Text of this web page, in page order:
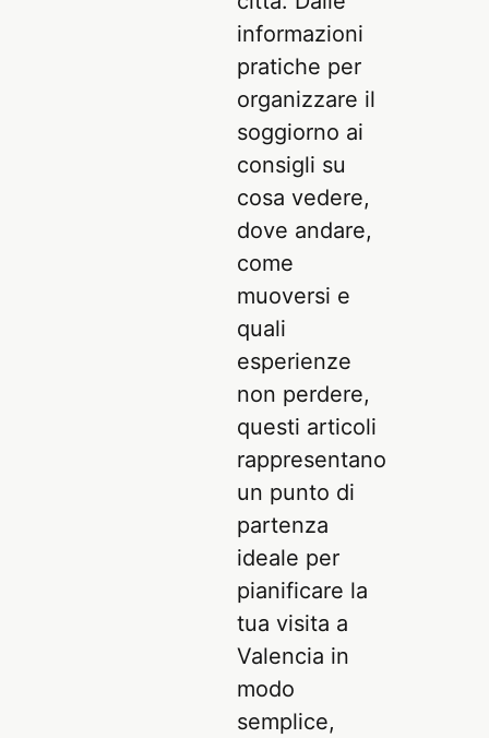
informazioni
pratiche per
organizzare il
soggiorno ai
consigli su
cosa vedere,
dove andare,
come
muoversi e
quali
esperienze
non perdere,
questi articoli
rappresentano
un punto di
partenza
ideale per
pianificare la
tua visita a
Valencia in
modo
semplice,